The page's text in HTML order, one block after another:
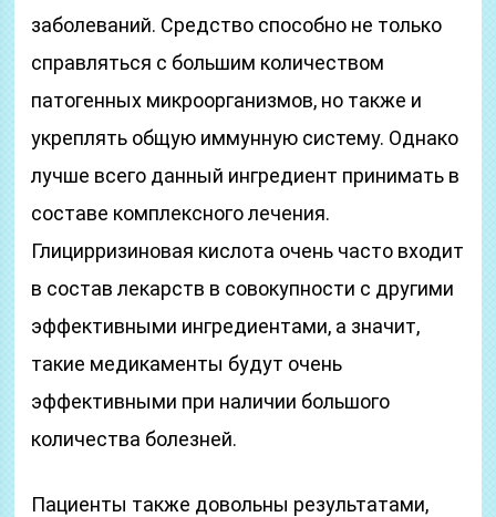
заболеваний. Средство способно не только
справляться с большим количеством
патогенных микроорганизмов, но также и
укреплять общую иммунную систему. Однако
лучше всего данный ингредиент принимать в
составе комплексного лечения.
Глицирризиновая кислота очень часто входит
в состав лекарств в совокупности с другими
эффективными ингредиентами, а значит,
такие медикаменты будут очень
эффективными при наличии большого
количества болезней.
Пациенты также довольны результатами,